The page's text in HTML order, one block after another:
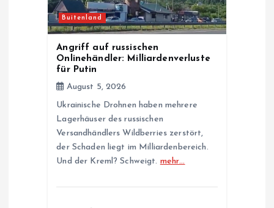
Buitenland
Angriff auf russischen
Onlinehändler: Milliardenverluste
für Putin
August 5, 2026
Ukrainische Drohnen haben mehrere
Lagerhäuser des russischen
Versandhändlers Wildberries zerstört,
der Schaden liegt im Milliardenbereich.
Und der Kreml? Schweigt. mehr…